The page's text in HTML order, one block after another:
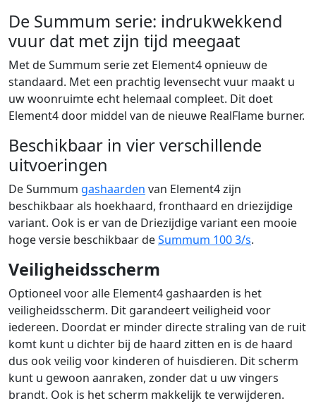
De Summum serie: indrukwekkend
vuur dat met zijn tijd meegaat
Met de Summum serie zet Element4 opnieuw de
standaard. Met een prachtig levensecht vuur maakt u
uw woonruimte echt helemaal compleet. Dit doet
Element4 door middel van de nieuwe RealFlame burner.
Beschikbaar in vier verschillende
uitvoeringen
De Summum gashaarden van Element4 zijn
beschikbaar als hoekhaard, fronthaard en driezijdige
variant. Ook is er van de Driezijdige variant een mooie
hoge versie beschikbaar deSummum 100 3/s.
Veiligheidsscherm
Optioneel voor alle Element4 gashaarden is het
veiligheidsscherm. Dit garandeert veiligheid voor
iedereen. Doordat er minder directe straling van de ruit
komt kunt u dichter bij de haard zitten en is de haard
dus ook veilig voor kinderen of huisdieren. Dit scherm
kunt u gewoon aanraken, zonder dat u uw vingers
brandt. Ook is het scherm makkelijk te verwijderen.